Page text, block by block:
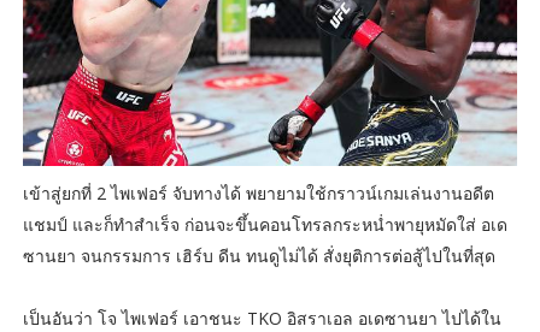
เข้าสู่ยกที่ 2 ไพเฟอร์ จับทางได้ พยายามใช้กราวน์เกมเล่นงานอดีต
แชมป์ และก็ทำสำเร็จ ก่อนจะขึ้นคอนโทรลกระหน่ำพายุหมัดใส่ อเด
ซานยา จนกรรมการ เฮิร์บ ดีน ทนดูไม่ได้ สั่งยุติการต่อสู้ไปในที่สุด
เป็นอันว่า โจ ไพเฟอร์ เอาชนะ TKO อิสราเอล อเดซานยา ไปได้ใน